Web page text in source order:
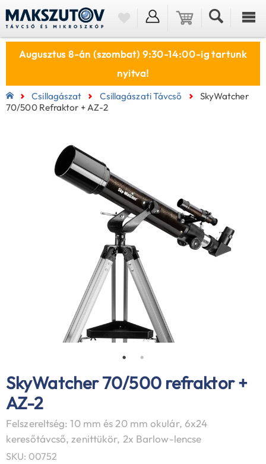
Augusztus 8-án (szombat) 9:30-14:00-ig tartunk
nyitva!
Csillagászat Csillagászati Távcső
SkyWatcher
70/500 Refraktor + AZ-2
SkyWatcher 70/500 refraktor +
AZ-2
Felszereltség: 10 mm és 20 mm okulár, 6x24
keresőtávcső, zenittükör, 2x Barlow-lencse
SKU: 00752